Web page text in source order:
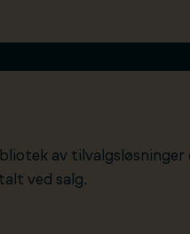
av tilvalgsløsninger
ved salg.